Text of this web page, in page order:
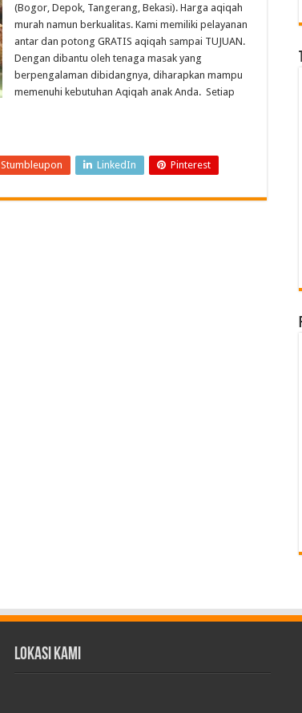
(Bogor, Depok, Tangerang, Bekasi). Harga aqiqah
murah namun berkualitas. Kami memiliki pelayanan
antar dan potong GRATIS aqiqah sampai TUJUAN.
Dengan dibantu oleh tenaga masak yang
berpengalaman dibidangnya, diharapkan mampu
memenuhi kebutuhan Aqiqah anak Anda. Setiap
Stumbleupon LinkedIn Pinterest
Lokasi Kami